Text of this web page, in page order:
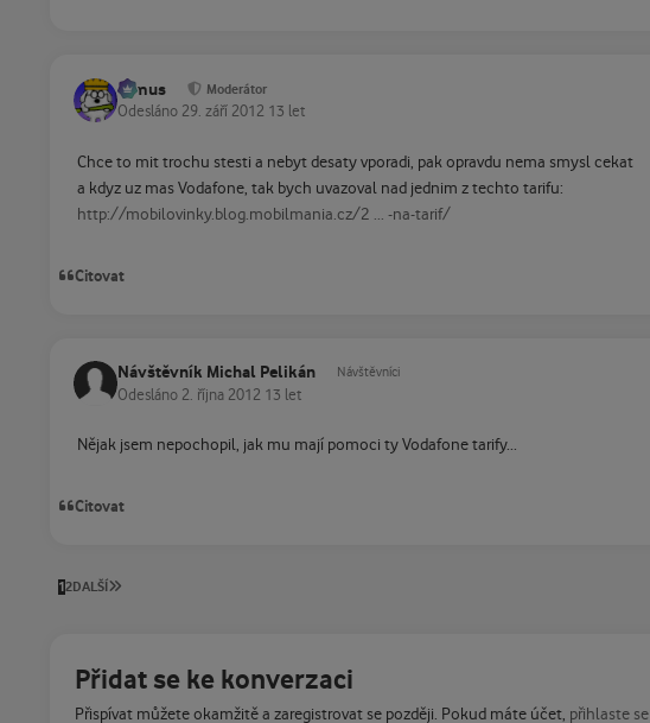
tomus Moderátor
Odesláno 29. září 2012 13 let
Chce to mit trochu stesti a nebyt desaty vporadi, pak opravdu nema smysl cekat
a kdyz uz mas Vodafone, tak bych uvazoval nad jednim z techto tarifu:
http://mobilovinky.blog.mobilmania.cz/2 ... -na-tarif/
Citovat
Návštěvník Michal Pelikán Návštěvníci
Odesláno 2. října 2012 13 let
Nějak jsem nepochopil, jak mu mají pomoci ty Vodafone tarify...
Citovat
12DALŠÍ
Přidat se ke konverzaci
Přispívat můžete okamžitě a zaregistrovat se později. Pokud máte účet, přihlaste se